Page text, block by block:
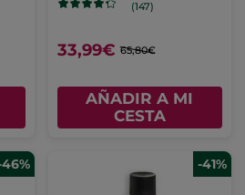
(147)
33,99€ 65,80€
AÑADIR A MI
CESTA
-41%